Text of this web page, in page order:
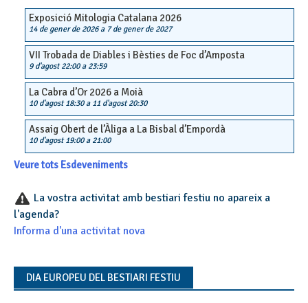
Exposició Mitologia Catalana 2026
14 de gener de 2026a 7 de gener de 2027
VII Trobada de Diables i Bèsties de Foc d’Amposta
9 d'agost 22:00a 23:59
La Cabra d’Or 2026 a Moià
10 d'agost 18:30a 11 d'agost 20:30
Assaig Obert de l’Àliga a La Bisbal d’Empordà
10 d'agost 19:00a 21:00
Veure tots Esdeveniments
La vostra activitat amb bestiari festiu no apareix a
l'agenda?
Informa d'una activitat nova
DIA EUROPEU DEL BESTIARI FESTIU